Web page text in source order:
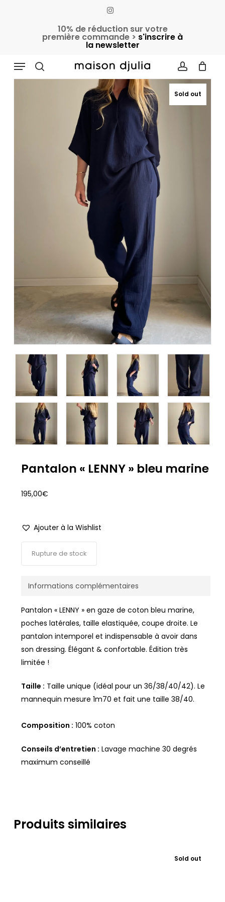
instagram
10% de réduction sur votre
première commande > s'inscrire à
la newsletter
search account
Menu
Cart
Pantalons & Jupes
Pantalons
Pantalon « LENNY » bleu marine
Sold out
Pantalon « LENNY » bleu marine
195,00€
Ajouter à la Wishlist
Rupture de stock
Informations complémentaires
Pantalon « LENNY » en gaze de coton bleu marine,
poches latérales, taille elastiquée, coupe droite. Le
pantalon intemporel et indispensable à avoir dans
son dressing. Élégant & confortable. Édition très
limitée !
Taille : Taille unique (idéal pour un 36/38/40/42). Le
mannequin mesure 1m70 et fait une taille 38/40.
Composition : 100% coton
Conseils d’entretien : Lavage machine 30 degrés
maximum conseillé
Produits similaires
Sold out